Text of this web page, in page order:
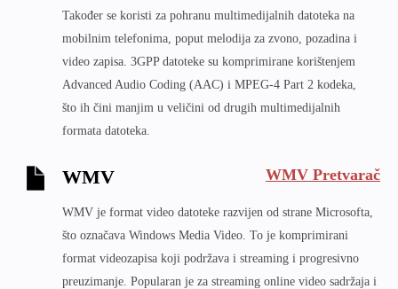
Također se koristi za pohranu multimedijalnih datoteka na
mobilnim telefonima, poput melodija za zvono, pozadina i
video zapisa. 3GPP datoteke su komprimirane korištenjem
Advanced Audio Coding (AAC) i MPEG-4 Part 2 kodeka,
što ih čini manjim u veličini od drugih multimedijalnih
formata datoteka.
WMV WMV Pretvarač
WMV je format video datoteke razvijen od strane Microsofta,
što označava Windows Media Video. To je komprimirani
format videozapisa koji podržava i streaming i progresivno
preuzimanje. Popularan je za streaming online video sadržaja i